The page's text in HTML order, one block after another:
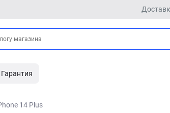
Гарантия
14 Plus